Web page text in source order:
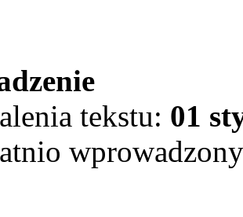
tekstu: 01